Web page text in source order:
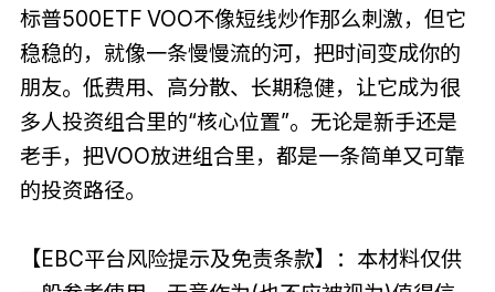
标普500ETF VOO不像短线炒作那么刺激，但它
稳稳的，就像一条慢慢流的河，把时间变成你的
朋友。低费用、高分散、长期稳健，让它成为很
多人投资组合里的“核心位置”。无论是新手还是
老手，把VOO放进组合里，都是一条简单又可靠
的投资路径。
【EBC平台风险提示及免责条款】：本材料仅供